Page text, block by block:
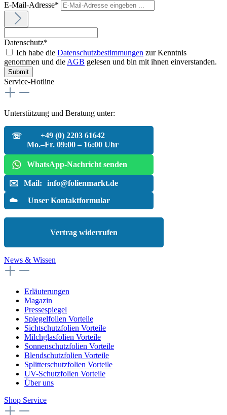
E-Mail-Adresse*
Datenschutz*
Ich habe die Datenschutzbestimmungen zur Kenntnis
genommen und die AGB gelesen und bin mit ihnen einverstanden.
Service-Hotline
Unterstützung und Beratung unter:
☏
+49 (0) 2203 61642
Mo.–Fr. 09:00 – 16:00 Uhr
WhatsApp-Nachricht senden
✉️ Mail:
info@folienmarkt.de
☁️
Unser Kontaktformular
Vertrag widerrufen
News & Wissen
Erläuterungen
Magazin
Pressespiegel
Spiegelfolien Vorteile
Sichtschutzfolien Vorteile
Milchglasfolien Vorteile
Sonnenschutzfolien Vorteile
Blendschutzfolien Vorteile
Splitterschutzfolien Vorteile
UV-Schutzfolien Vorteile
Über uns
Shop Service